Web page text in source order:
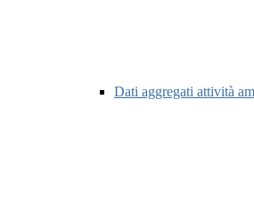
Dati aggregati attività